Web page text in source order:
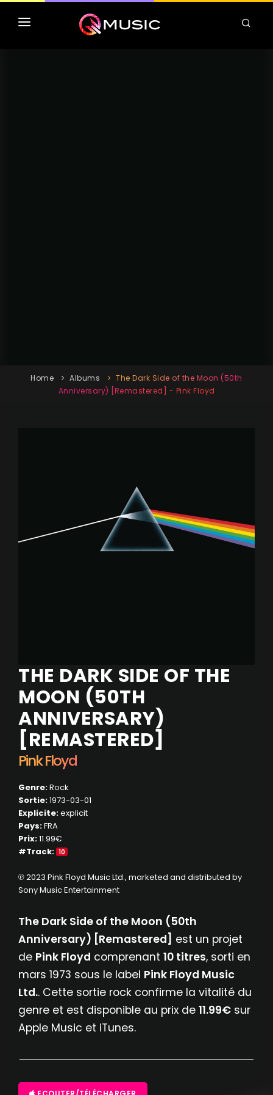
Home Albums
The Dark Side of the Moon (50th
Anniversary) [Remastered] - Pink Floyd
THE DARK SIDE OF THE
MOON (50TH
ANNIVERSARY)
[REMASTERED]
Pink Floyd
Genre:Rock
Sortie:1973-03-01
Explicite:explicit
Pays:FRA
Prix:11.99€
#Track: 10
℗ 2023 Pink Floyd Music Ltd., marketed and distributed by
Sony Music Entertainment
The Dark Side of the Moon (50th
Anniversary) [Remastered] est un projet
de Pink Floyd comprenant 10 titres, sorti en
mars 1973 sous le label Pink Floyd Music
Ltd.. Cette sortie rock confirme la vitalité du
genre et est disponible au prix de 11.99€ sur
Apple Music et iTunes.